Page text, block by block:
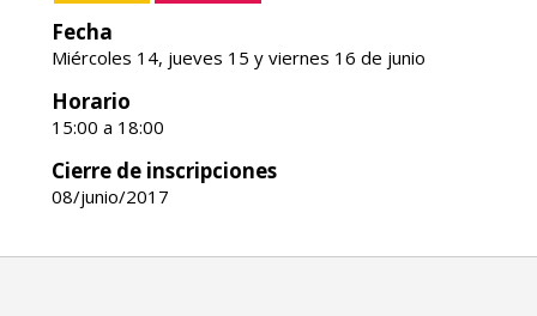
Fecha
Miércoles 14, jueves 15 y viernes 16 de junio
Horario
15:00 a 18:00
Cierre de inscripciones
08/junio/2017